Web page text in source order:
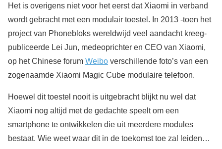
Het is overigens niet voor het eerst dat Xiaomi in verband
wordt gebracht met een modulair toestel. In 2013 -toen het
project van Phonebloks wereldwijd veel aandacht kreeg-
publiceerde Lei Jun, medeoprichter en CEO van Xiaomi,
op het Chinese forum Weibo verschillende foto’s van een
zogenaamde Xiaomi Magic Cube modulaire telefoon.
Hoewel dit toestel nooit is uitgebracht blijkt nu wel dat
Xiaomi nog altijd met de gedachte speelt om een
smartphone te ontwikkelen die uit meerdere modules
bestaat. Wie weet waar dit in de toekomst toe zal leiden…